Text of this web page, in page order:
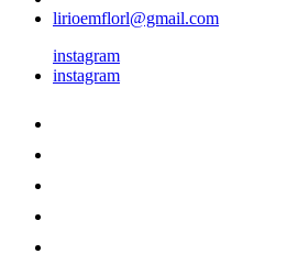
lirioemflorl@gmail.com
instagram
instagram